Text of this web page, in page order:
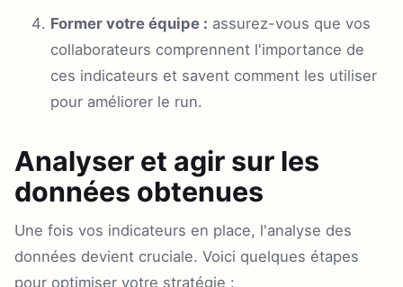
Former votre équipe : assurez-vous que vos
collaborateurs comprennent l'importance de
ces indicateurs et savent comment les utiliser
pour améliorer le run.
Analyser et agir sur les
données obtenues
Une fois vos indicateurs en place, l'analyse des
données devient cruciale. Voici quelques étapes
pour optimiser votre stratégie :